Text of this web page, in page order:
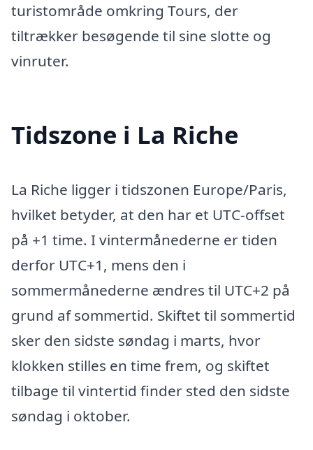
turistområde omkring Tours, der
tiltrækker besøgende til sine slotte og
vinruter.
Tidszone i La Riche
La Riche ligger i tidszonen Europe/Paris,
hvilket betyder, at den har et UTC-offset
på +1 time. I vintermånederne er tiden
derfor UTC+1, mens den i
sommermånederne ændres til UTC+2 på
grund af sommertid. Skiftet til sommertid
sker den sidste søndag i marts, hvor
klokken stilles en time frem, og skiftet
tilbage til vintertid finder sted den sidste
søndag i oktober.